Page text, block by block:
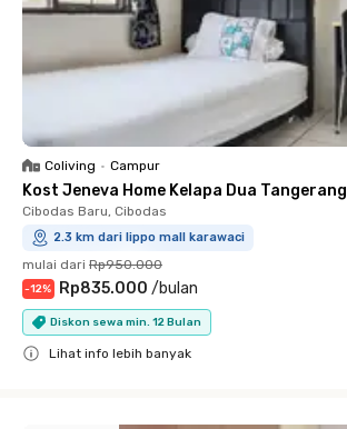
Coliving • Campur
Kost Jeneva Home Kelapa Dua Tangerang
Cibodas Baru, Cibodas
2.3 km dari lippo mall karawaci
mulai dari Rp950.000
-12% Rp835.000 /bulan
Diskon sewa min. 12 Bulan
Lihat info lebih banyak